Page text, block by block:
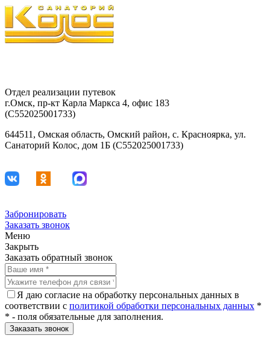
Отдел реализации путевок
г.Омск, пр-кт Карла Маркса 4, офис 183
(С552025001733)
644511, Омская область, Омский район, с. Красноярка, ул.
Санаторий Колос, дом 1Б (С552025001733)
Забронировать
Заказать звонок
Меню
Закрыть
Заказать обратный звонок
Я даю согласие на обработку персональных данных в
соответствии с политикой обработки персональных данных *
* - поля обязательные для заполнения.